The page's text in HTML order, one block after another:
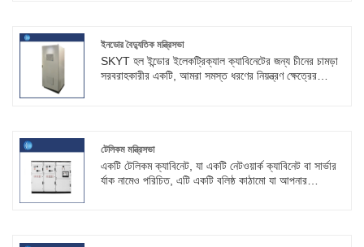
ইনডোর বৈদ্যুতিক মন্ত্রিসভা
SKYT হল ইন্ডোর ইলেকট্রিক্যাল ক্যাবিনেটের জন্য চীনের চামড়া
সরবরাহকারীর একটি, আমরা সমস্ত ধরণের নিয়ন্ত্রণ ক্ষেত্রের
টেলিকম মন্ত্রিসভা
একটি টেলিকম ক্যাবিনেট, যা একটি নেটওয়ার্ক ক্যাবিনেট বা সার্ভার
র্যাক নামেও পরিচিত, এটি একটি বলিষ্ঠ কাঠামো যা আপনার